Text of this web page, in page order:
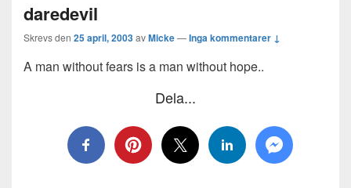
daredevil
Skrevs den 25 april, 2003avMicke—Inga kommentarer ↓
A man without fears is a man without hope..
Dela...